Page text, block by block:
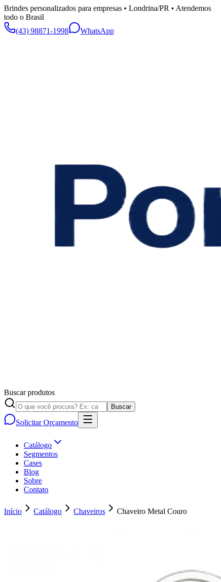
Brindes personalizados para empresas • Londrina/PR • Atendemos
todo o Brasil
(43) 98871-1998
WhatsApp
Buscar produtos
Buscar
Solicitar Orçamento
Catálogo
Segmentos
Cases
Blog
Sobre
Contato
Início Catálogo Chaveiros Chaveiro Metal Couro